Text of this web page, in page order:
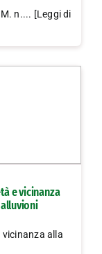
n.... [Leggi di
e vicinanza
alla